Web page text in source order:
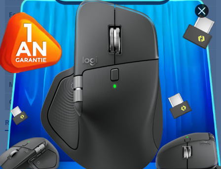
Fenêtre
Nombre de
ventilateurs fournis
3 x 120 mm ARGB
Dimensions (L x H x
P)
215 x 454 x 473.5 mm
Marque
Fractal Design
Garantie
Références spécifiques
10 AUTRES PRODUITS DANS LA MÊME
CATÉGORIE :